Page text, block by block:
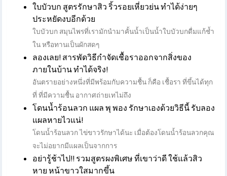
ใบบัวบก สูตรรักษาสิว ริ้วรอยเหี่ยวย่น ทำได้ง่ายๆ
ประหยัดงบอีกด้วย
ใบบัวบก สมุนไพรที่เรามักนำมาคั้นน้ำเป็นน้ำใบบัวบกดื่มแก้ช้ำ
ใน หรือทานเป็นผักสดๆ
ลองเลย! สารพัดวิธีกำจัดเชื้อราออกจากสิ่งของ
ภายในบ้าน ทำได้จริง!
อันตรายอย่างหนึ่งที่มีพร้อมกับความชื้น ก็คือ เชื้อรา ที่ขึ้นได้ทุก
ที่ ที่มีความชื้น อากาศถ่ายเทไม่ถึง
โดนน้ำร้อนลวก แผล พุ พอง รักษาเองด้วยวิธีนี้ รับลอง
แผลหายไวแน่!
โดนน้ำร้อนลวก ไข่ขาวรักษาได้นะ เมื่อต้องโดนน้ำร้อนลวกคุณ
จะไม่อยากมีแผลเป็นจากการ
อย่ารู้ช้าไป!! รวมสูตรผงพิเศษ ที่เขาว่าดี ใช้แล้วสิว
หาย หน้าขาวใสมากขึ้น